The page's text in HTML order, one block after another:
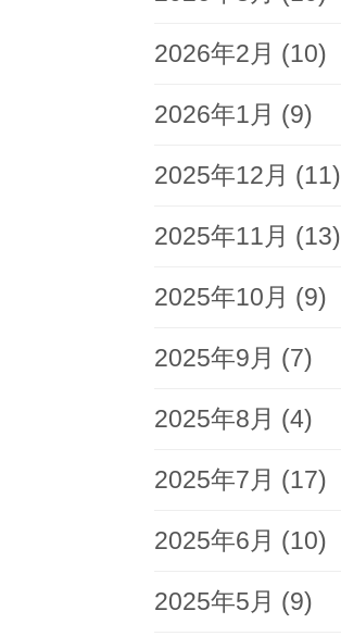
2026年2月 (10)
2026年1月 (9)
2025年12月 (11)
2025年11月 (13)
2025年10月 (9)
2025年9月 (7)
2025年8月 (4)
2025年7月 (17)
2025年6月 (10)
2025年5月 (9)